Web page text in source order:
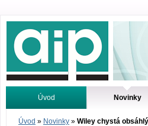
Odborné
Úvod Novinky
Vyhledávání Tutoriály
Úvod » Novinky » Wiley chystá